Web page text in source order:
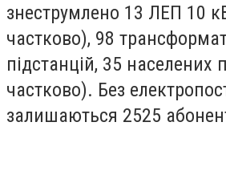
знеструмлено 13 ЛЕП 10
частково), 98
підстанцій, 35 населених
частково). Без
залишаються 2525